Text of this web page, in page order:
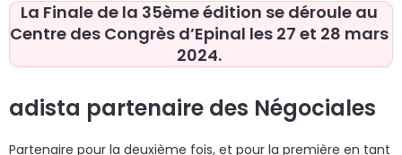
La Finale de la 35ème édition se déroule au
Centre des Congrès d’Epinal les 27 et 28 mars
2024.
adista partenaire des Négociales
Partenaire pour la deuxième fois, et pour la première en tant